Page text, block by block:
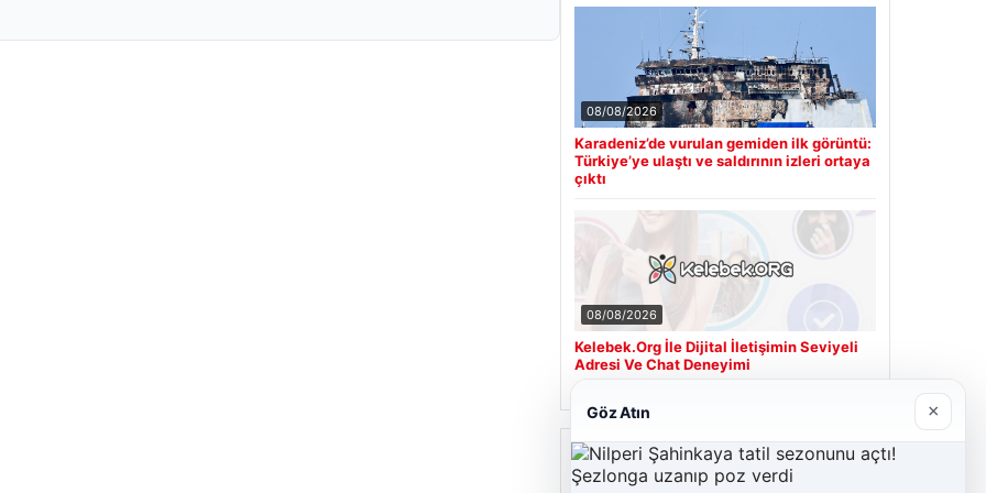
08/08/2026
Karadeniz’de vurulan gemiden ilk görüntü:
Türkiye’ye ulaştı ve saldırının izleri ortaya
çıktı
08/08/2026
Kelebek.Org İle Dijital İletişimin Seviyeli
Adresi Ve Chat Deneyimi
Son Eklenen Firmalar
Göz Atın ×